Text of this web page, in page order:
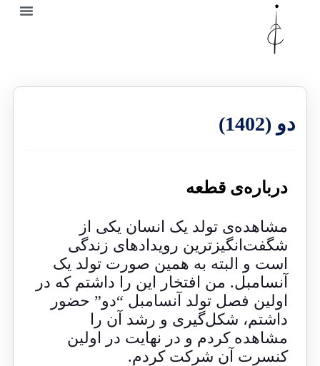
دو (1402)
درباره‌ی قطعه
مشاهده‌ی تولد یک انسان یکی از
شگفت‌انگیزترین رویدادهای زندگی
است و البته به همین صورت تولد یک
آنسامبل. من افتخار این را داشتم که در
اولین فصل تولد آنسامبل “دو” حضور
داشتم، شکل‌گیری و رشد آن را
مشاهده کردم و در نهایت در اولین
کنسرت آن شرکت کردم.